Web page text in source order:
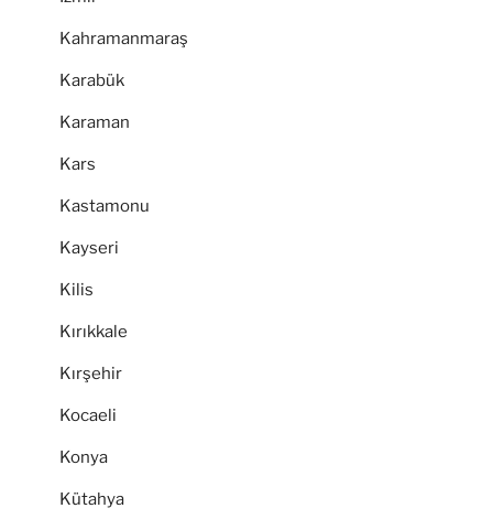
Kahramanmaraş
Karabük
Karaman
Kars
Kastamonu
Kayseri
Kilis
Kırıkkale
Kırşehir
Kocaeli
Konya
Kütahya